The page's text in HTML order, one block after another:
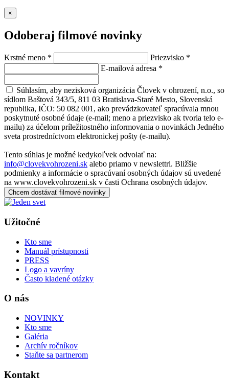
×
Odoberaj filmové novinky
Krstné meno * Priezvisko *
E-mailová adresa *
Súhlasím, aby nezisková organizácia Človek v ohrození, n.o., so
sídlom Baštová 343/5, 811 03 Bratislava-Staré Mesto, Slovenská
republika, IČO: 50 082 001, ako prevádzkovateľ spracúvala mnou
poskytnuté osobné údaje (e-mail; meno a priezvisko ak tvoria telo e-
mailu) za účelom príležitostného informovania o novinkách Jedného
sveta prostredníctvom elektronickej pošty (e-mailu).
Tento súhlas je možné kedykoľvek odvolať na:
info@clovekvohrozeni.sk alebo priamo v newslettri. Bližšie
podmienky a informácie o spracúvaní osobných údajov sú uvedené
na www.clovekvohrozeni.sk v časti Ochrana osobných údajov.
Chcem dostávať filmové novinky
Užitočné
Kto sme
Manuál prístupnosti
PRESS
Logo a vavríny
Často kladené otázky
O nás
NOVINKY
Kto sme
Galéria
Archív ročníkov
Staňte sa partnerom
Kontakt